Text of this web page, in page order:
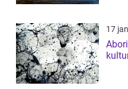
17